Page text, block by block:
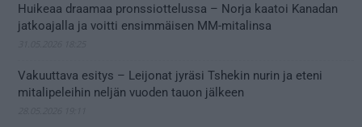
Huikeaa draamaa pronssiottelussa – Norja kaatoi Kanadan
jatkoajalla ja voitti ensimmäisen MM-mitalinsa
Vakuuttava esitys – Leijonat jyräsi Tshekin nurin ja eteni
mitalipeleihin neljän vuoden tauon jälkeen